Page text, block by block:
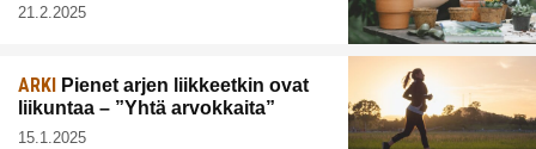
21.2.2025
ARKI
Pienet arjen liikkeetkin ovat
liikuntaa – ”Yhtä arvokkaita”
15.1.2025